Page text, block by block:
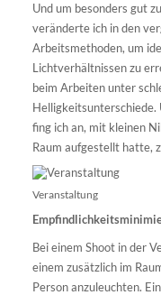
Und um besonders gut
veränderte ich in den
Arbeitsmethoden, um
Lichtverhältnissen zu
beim Arbeiten unter
Helligkeitsunterschiede.
fing ich an, mit kleinen
Raum aufgestellt hatte,
Veranstaltung
Bei einem Shoot in der
einem zusätzlich im
Person anzuleuchten.